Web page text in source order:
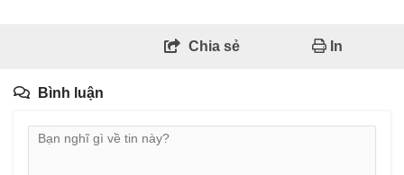
Chia sẻ In
Bình luận